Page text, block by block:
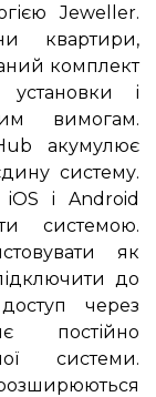
Jeweller.
квартири,
комплект
установки і
вимогам.
акумулює
систему.
і Android
системою.
як
до
через
постійно
системи.